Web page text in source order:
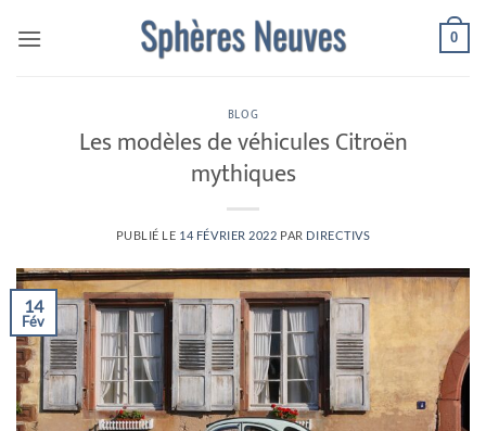
0
BLOG
Les modèles de véhicules Citroën
mythiques
PUBLIÉ LE 14 FÉVRIER 2022 PAR DIRECTIVS
14
Fév